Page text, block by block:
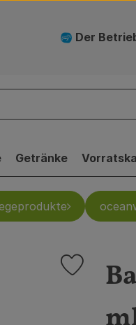
Der
Getränke
Produkt zu